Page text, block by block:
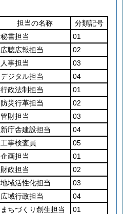
担当の名称
分類記号
秘書担当
01
広聴広報担当
02
人事担当
03
デジタル担当
04
行政法制担当
01
防災行革担当
02
管財担当
03
新庁舎建設担当
04
工事検査員
05
企画担当
01
財政担当
02
地域活性化担当
03
広域行政担当
04
まちづくり創生担当
01